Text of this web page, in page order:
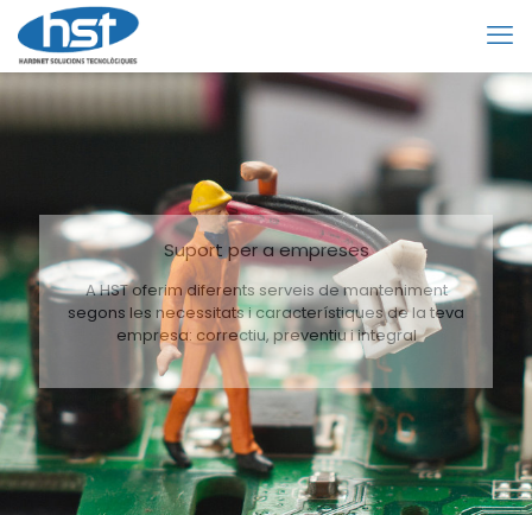
Suport per a empreses
A HST oferim diferents serveis de manteniment
segons les necessitats i característiques de la teva
empresa: correctiu, preventiu i integral